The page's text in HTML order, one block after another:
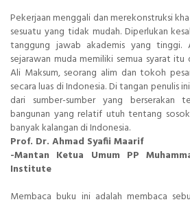
Pekerjaan menggali dan merekonstruksi
sesuatu yang tidak mudah. Diperlukan
tanggung jawab akademis yang tinggi.
sejarawan muda memiliki semua syarat itu
Ali Maksum, seorang alim dan tokoh
secara luas di Indonesia. Di tangan penulis
dari sumber-sumber yang berserakan
bangunan yang relatif utuh tentang
banyak kalangan di Indonesia.
Prof. Dr. Ahmad Syafii Maarif
-Mantan Ketua Umum PP
Institute
Membaca buku ini adalah membaca